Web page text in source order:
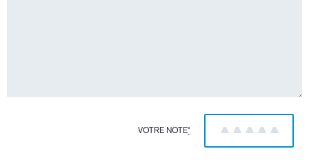
VOTRE NOTE* 5
4
3
2
1